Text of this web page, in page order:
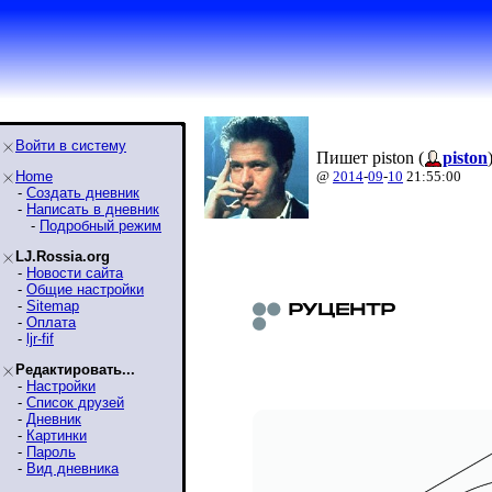
Войти в систему
Home
- Создать дневник
- Написать в дневник
- Подробный режим
LJ.Rossia.org
- Новости сайта
- Общие настройки
- Sitemap
- Оплата
- ljr-fif
Редактировать...
- Настройки
- Список друзей
- Дневник
- Картинки
- Пароль
- Вид дневника
Пишет piston ( piston)
@ 2014-09-10 21:55:00